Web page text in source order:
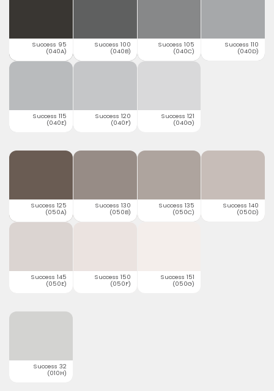
Success 95
(040A)
Success 100
(040B)
Success 105
(040C)
Success 110
(040D)
Success 115
(040E)
Success 120
(040F)
Success 121
(040G)
Success 125
(050A)
Success 130
(050B)
Success 135
(050C)
Success 140
(050D)
Success 145
(050E)
Success 150
(050F)
Success 151
(050G)
Success 32
(010H)